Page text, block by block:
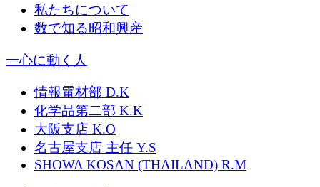
私たちについて
数で知る昭和興産
一心に動く人
情報電材部 D.K
化学品第二部 K.K
大阪支店 K.O
名古屋支店 主任 Y.S
SHOWA KOSAN (THAILAND) R.M